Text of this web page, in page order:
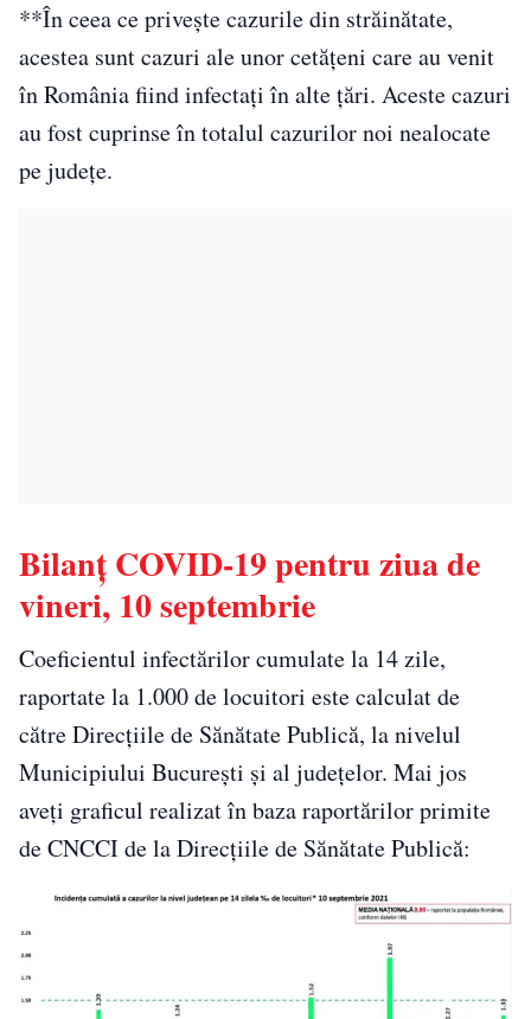
**În ceea ce privește cazurile din străinătate,
acestea sunt cazuri ale unor cetățeni care au venit
în România fiind infectați în alte țări. Aceste cazuri
au fost cuprinse în totalul cazurilor noi nealocate
pe județe.
Bilanţ COVID-19 pentru ziua de
vineri, 10 septembrie
Coeficientul infectărilor cumulate la 14 zile,
raportate la 1.000 de locuitori este calculat de
către Direcțiile de Sănătate Publică, la nivelul
Municipiului București și al județelor. Mai jos
aveți graficul realizat în baza raportărilor primite
de CNCCI de la Direcțiile de Sănătate Publică: